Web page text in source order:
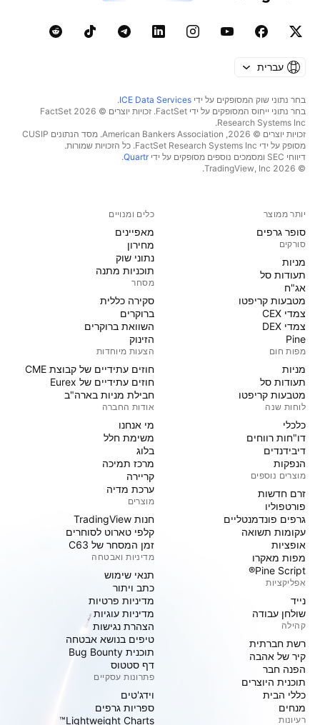
עברית
בחר נתוני שוק המסופקים על ידי ICE Data Services
.
בחר נתוני ייחוס המסופקים על ידי FactSet. זכויות יוצרים © 2026 ‏FactSet
Research Systems Inc.‏
זכויות יוצרים © 2026, ‏American Bankers Association. מסד הנתונים CUSIP
מסופק על ידי FactSet Research Systems Inc. כל הזכויות שמורות.
דיווחי SEC ומסמכים נוספים מסופקים על ידי
Quartr
.
© 2026 ‏TradingView, Inc.‏
יותר ממוצר
סופר גרפים
סורקים
מניות‏
תעודות סל
אג"ח
מטבעות קריפטו
צמדי CEX
צמדי DEX
Pine
מפות חום
מניות‏
תעודות סל
מטבעות קריפטו
לוחות שנה
כלכלי
דו"חות רווחים
דיבידנדים
הנפקות
מוצרים נוספים
זרם חדשות
פורטפוליו
גרפים פונדמנטליים
עקומות תשואה
אופציות
מפות מאקרו
Pine Script®
אפליקציות
נייד
שולחן עבודה
קהילה
רשת חברתית
קיר של אהבה
הפנה חבר
תוכנית היוצרים
כללי הבית
מנחים
רעיונות
כלים ומנויים
מאפיינים
מחירון
נתוני שוק
תוכניות מתנה
מסחר
סקירה כללית
ברוקרים
השוואת ברוקרים
הזינוק
הצעות מיוחדות
חוזים עתידיים של קבוצת CME
חוזים עתידיים של Eurex
חבילת מניות בארה"ב
אודות החברה
מי אנחנו
משימת חלל
בלוג
מרכז תמיכה
קריירה
ערכת מדיה
מוצרים
חנות TradingView
קלפי טארוט לסוחרים
זמן המסחר של C63
מדיניות ואבטחה
תנאי שימוש
כתב ויתור
מדיניות פרטיות
מדיניות עוגיות
הצהרת נגישות
טיפים בנושא אבטחה
תוכנית Bug Bounty
דף סטטוס
פתרונות עסקיים
וידג'טים
ספריות גרפים
Lightweight Charts™